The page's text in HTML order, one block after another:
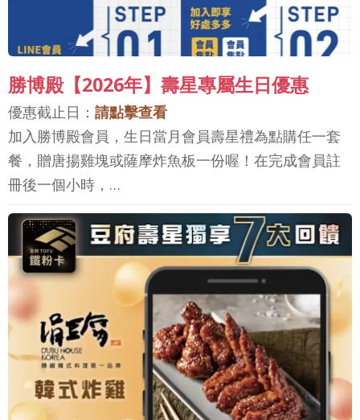
勝博殿【2026年】壽星專屬生日優惠
優惠截止日： 請點擊查看
加入勝博殿會員，生日當月會員壽星禮為點購任一套
餐，贈唐揚雞塊或薩摩炸魚板一份喔！在完成會員註
冊後一個小時，…